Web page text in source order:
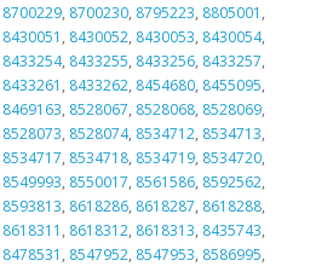
8700229, 8700230, 8795223, 8805001 ,
8430051 , 8430052, 8430053, 8430054,
8433254, 8433255, 8433256, 8433257,
8433261 , 8433262, 8454680, 8455095,
8469163, 8528067, 8528068, 8528069,
8528073, 8528074, 8534712, 8534713,
8534717, 8534718, 8534719, 8534720,
8549993, 8550017, 8561586, 8592562,
8593813, 8618286, 8618287, 8618288,
8618311 , 8618312, 8618313, 8435743,
8478531 , 8547952, 8547953, 8586995,